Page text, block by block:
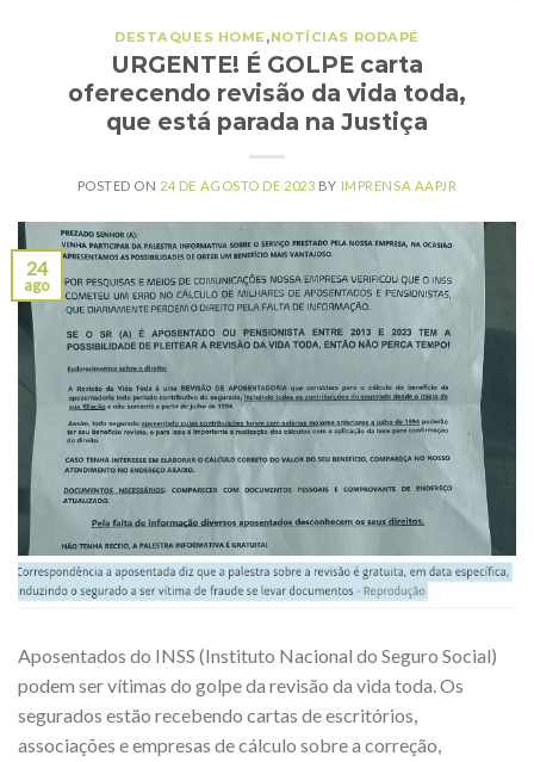
DESTAQUES HOME ,NOTÍCIAS RODAPÉ
URGENTE! É GOLPE carta
oferecendo revisão da vida toda,
que está parada na Justiça
POSTED ON 24 DE AGOSTO DE 2023 BY IMPRENSA AAPJR
24
ago
Aposentados do INSS (Instituto Nacional do Seguro Social)
podem ser vítimas do golpe da revisão da vida toda. Os
segurados estão recebendo cartas de escritórios,
associações e empresas de cálculo sobre a correção,